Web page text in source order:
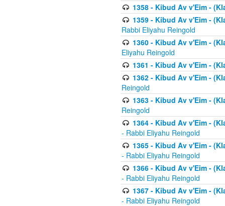
1358 - Kibud Av v'Eim -
1359 - Kibud Av v'Eim -
Rabbi Eliyahu Reingold
1360 - Kibud Av v'Eim -
Eliyahu Reingold
1361 - Kibud Av v'Eim -
1362 - Kibud Av v'Eim -
Reingold
1363 - Kibud Av v'Eim -
Reingold
1364 - Kibud Av v'Eim -
- Rabbi Eliyahu Reingold
1365 - Kibud Av v'Eim -
- Rabbi Eliyahu Reingold
1366 - Kibud Av v'Eim -
- Rabbi Eliyahu Reingold
1367 - Kibud Av v'Eim -
- Rabbi Eliyahu Reingold